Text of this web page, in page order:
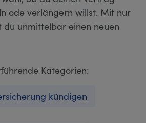
ode verlängern willst. Mit nur
du unmittelbar einen neuen
Kategorien:
kündigen